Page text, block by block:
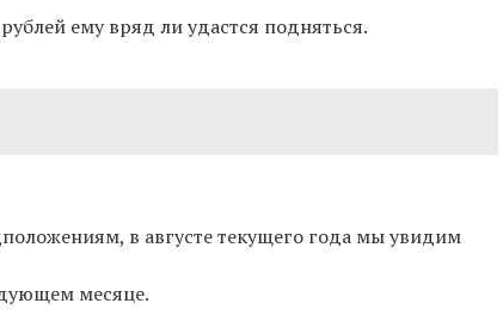
ему вряд ли удастся подняться.
в августе текущего года мы увидим
месяце.